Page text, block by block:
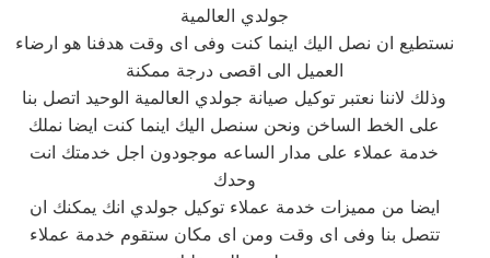
جولدي العالمية
نستطيع ان نصل اليك اينما كنت وفى اى وقت هدفنا هو ارضاء
العميل الى اقصى درجة ممكنة
وذلك لاننا نعتبر توكيل صيانة جولدي العالمية الوحيد اتصل بنا
على الخط الساخن ونحن سنصل اليك اينما كنت ايضا نملك
خدمة عملاء على مدار الساعه موجودون اجل خدمتك انت
وحدك
ايضا من مميزات خدمة عملاء توكيل جولدي انك يمكنك ان
تتصل بنا وفى اى وقت ومن اى مكان ستقوم خدمة عملاء